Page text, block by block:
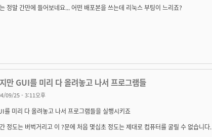
정말 간만에 들어보네요... 어떤 배포본을 쓰는데 리눅스 부팅이 느리죠?
만 GUI를 미리 다 올려놓고 나서 프로그램들
09/25 - 3:11오후
를 미리 다 올려놓고 나서 프로그램들을 실행시키죠
정도는 버벅거리고 이 ?문에 처음 몇십초 정도는 제대로 컴퓨터를 굴릴 수 없습니다.